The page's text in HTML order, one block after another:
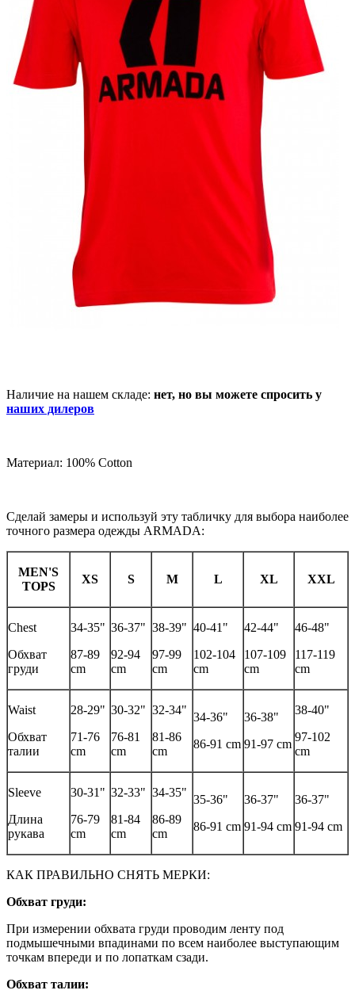
Наличие на нашем складе: нет, но вы можете спросить у
наших дилеров
Материал: 100% Cotton
Сделай замеры и используй эту табличку для выбора наиболее
точного размера одежды ARMADA:
MEN'S
TOPS
XS S M L XL XXL
Chest
Обхват
груди
34-35"
87-89
cm
36-37"
92-94
cm
38-39"
97-99
cm
40-41"
102-104
cm
42-44"
107-109
cm
46-48"
117-119
cm
Waist
Обхват
талии
28-29"
71-76
cm
30-32"
76-81
cm
32-34"
81-86
cm
34-36"
86-91 cm
36-38"
91-97 cm
38-40"
97-102
cm
Sleeve
Длина
рукава
30-31"
76-79
cm
32-33"
81-84
cm
34-35"
86-89
cm
35-36"
86-91 cm
36-37"
91-94 cm
36-37"
91-94 cm
КАК ПРАВИЛЬНО СНЯТЬ МЕРКИ:
Обхват груди:
При измерении обхвата груди проводим ленту под
подмышечными впадинами по всем наиболее выступающим
точкам впереди и по лопаткам сзади.
Обхват талии: